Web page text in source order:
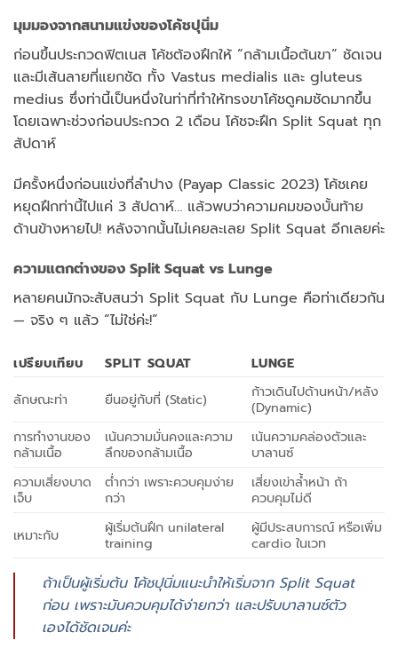
มุมมองจากสนามแข่งของโค้ชปุนิ่ม
ก่อนขึ้นประกวดฟิตเนส โค้ชต้องฝึกให้ “กล้ามเนื้อต้นขา” ชัดเจน
และมีเส้นลายที่แยกชัด ทั้ง Vastus medialis และ gluteus
medius ซึ่งท่านี้เป็นหนึ่งในท่าที่ทำให้ทรงขาโค้ชดูคมชัดมากขึ้น
โดยเฉพาะช่วงก่อนประกวด 2 เดือน โค้ชจะฝึก Split Squat ทุก
สัปดาห์
มีครั้งหนึ่งก่อนแข่งที่ลำปาง (Payap Classic 2023) โค้ชเคย
หยุดฝึกท่านี้ไปแค่ 3 สัปดาห์… แล้วพบว่าความคมของบั้นท้าย
ด้านข้างหายไป! หลังจากนั้นไม่เคยละเลย Split Squat อีกเลยค่ะ
ความแตกต่างของ Split Squat vs Lunge
หลายคนมักจะสับสนว่า Split Squat กับ Lunge คือท่าเดียวกัน
— จริง ๆ แล้ว “ไม่ใช่ค่ะ!”
เปรียบเทียบ SPLIT SQUAT
LUNGE
ลักษณะท่า
ยืนอยู่กับที่ (Static)
ก้าวเดินไปด้านหน้า/หลัง
(Dynamic)
การทำงานของ
กล้ามเนื้อ
เน้นความมั่นคงและความ
ลึกของกล้ามเนื้อ
เน้นความคล่องตัวและ
บาลานซ์
ความเสี่ยงบาด
เจ็บ
ต่ำกว่า เพราะควบคุมง่าย
กว่า
เสี่ยงเข่าล้ำหน้า ถ้า
ควบคุมไม่ดี
เหมาะกับ
ผู้เริ่มต้นฝึก unilateral
training
ผู้มีประสบการณ์ หรือเพิ่ม
cardio ในเวท
ถ้าเป็นผู้เริ่มต้น โค้ชปุนิ่มแนะนำให้เริ่มจาก Split Squat
ก่อน เพราะมันควบคุมได้ง่ายกว่า และปรับบาลานซ์ตัว
เองได้ชัดเจนค่ะ